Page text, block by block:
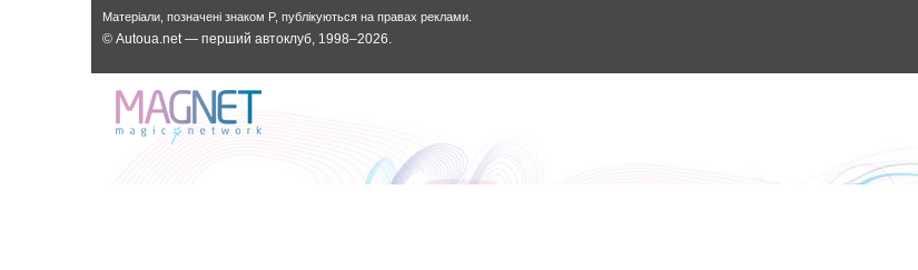
Матеріали, позначені знаком P, публікуються на правах реклами.
© Autoua.net — перший автоклуб, 1998–2026.